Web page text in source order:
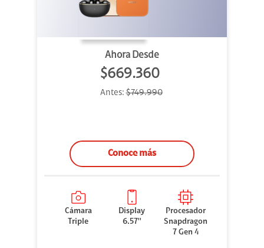
Ahora Desde
$669.360
Antes:$749.990
Conoce más
Cámara
Triple
Display
6.57''
Procesador
Snapdragon
7 Gen 4